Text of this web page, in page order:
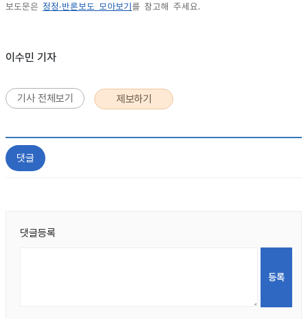
보도문은 정정·반론보도 모아보기를 참고해 주세요.
이수민 기자
기사 전체보기 제보하기
댓글
댓글등록